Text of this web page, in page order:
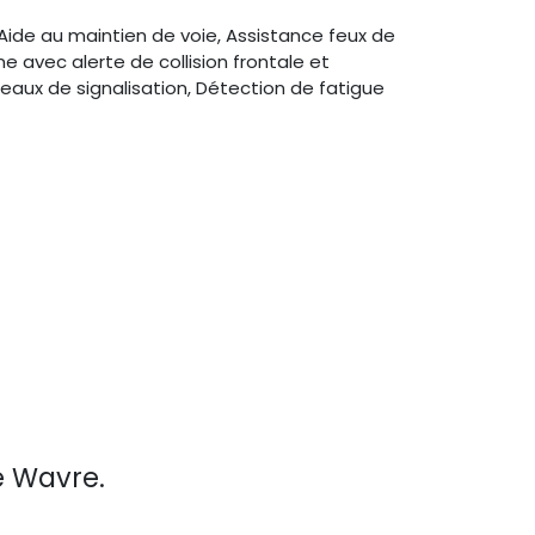
au maintien de voie, Assistance feux de
avec alerte de collision frontale et
de signalisation, Détection de fatigue
Wavre.